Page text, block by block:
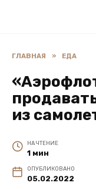
ГЛАВНАЯ » ЕДА
из
НА ЧТЕНИЕ
1 мин
ОПУБЛИКОВАНО
05.02.2022